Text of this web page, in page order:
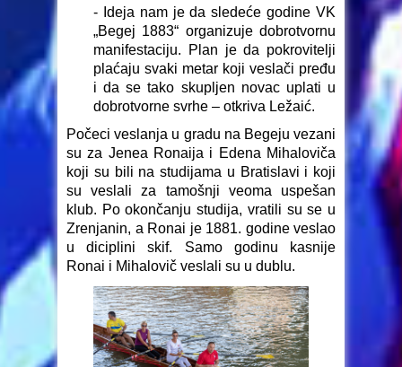
- Ideja nam je da sledeće godine VK
„Begej 1883“ organizuje dobrotvornu
manifestaciju. Plan je da pokrovitelji
plaćaju svaki metar koji veslači pređu
i da se tako skupljen novac uplati u
dobrotvorne svrhe – otkriva Ležaić.
Počeci veslanja u gradu na Begeju vezani
su za Jenea Ronaija i Edena Mihaloviča
koji su bili na studijama u Bratislavi i koji
su veslali za tamošnji veoma uspešan
klub. Po okončanju studija, vratili su se u
Zrenjanin, a Ronai je 1881. godine veslao
u diciplini skif. Samo godinu kasnije
Ronai i Mihalovič veslali su u dublu.